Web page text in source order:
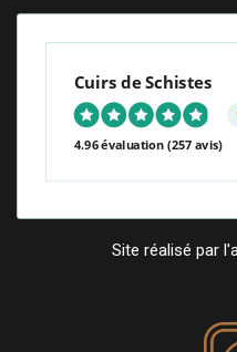
Cuirs de Schistes
4.96 évaluation (257 avis)
Site réalisé par